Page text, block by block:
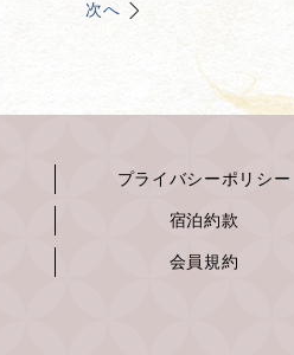
次へ
プライバシーポリシー
宿泊約款
会員規約